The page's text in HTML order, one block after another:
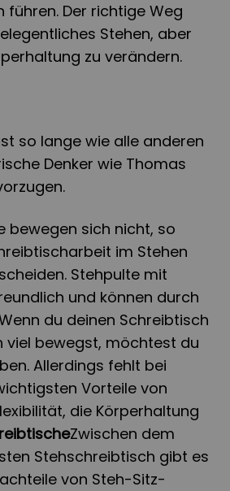
Der richtige Weg
Stehen, aber
zu verändern.
so lange wie alle anderen
Denker wie Thomas
bewegen sich nicht, so
im Stehen
Stehpulte mit
und können durch
du deinen Schreibtisch
bewegst, möchtest du
Allerdings fehlt bei
Vorteile von
die Körperhaltung
Zwischen dem
Stehschreibtisch gibt es
von Steh-Sitz-